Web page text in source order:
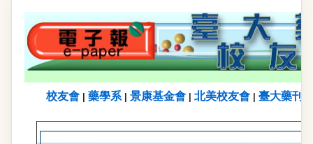
校友會 藥學系| 景康基金會 北美校友會 臺大藥刊